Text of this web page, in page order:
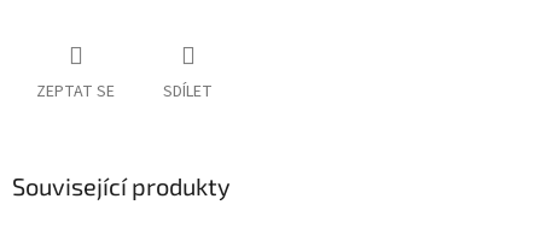
ZEPTAT SE SDÍLET
Související produkty